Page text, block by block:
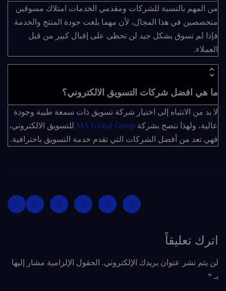
من المهم بالنسبة للشركات ومقدمي الخدمات امتلاك مسوقين
متخصصين في هذا المجال، لأن مهما بلغت جودة المنتج والخدمة
فإذا لم تسوق بشكل جيد لن تحظى على إقبال كبير من قبل
العملاء.
ما هي افضل شركات التسويق الالكتروني؟
لا بد من الانتباه إلى اختيار شركة تسويق ذات سمعة طيبة وجودة
عالية، ولهذا ننصح بشركة MA Global Group للتسويق الالكتروني،
فهي تعد من أفضل الشركات التي تقدم خدمة التسويق باحترافية.
اترك تعليقاً
لن يتم نشر عنوان بريدك الإلكتروني. الحقول الإلزامية مشار إليها
بـ *